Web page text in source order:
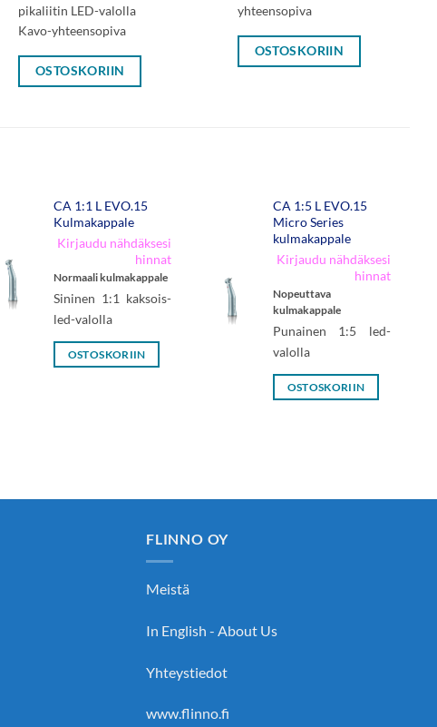
pikaliitin LED-valolla
Kavo-yhteensopiva
OSTOSKORIIN
yhteensopiva
OSTOSKORIIN
CA 1:1 L EVO.15
Kulmakappale
Kirjaudu nähdäksesi
hinnat
Normaali kulmakappale
Sininen 1:1 kaksois-
led-valolla
OSTOSKORIIN
CA 1:5 L EVO.15
Micro Series
kulmakappale
Kirjaudu nähdäksesi
hinnat
Nopeuttava
kulmakappale
Punainen 1:5 led-
valolla
OSTOSKORIIN
FLINNO OY
Meistä
In English - About Us
Yhteystiedot
www.flinno.fi